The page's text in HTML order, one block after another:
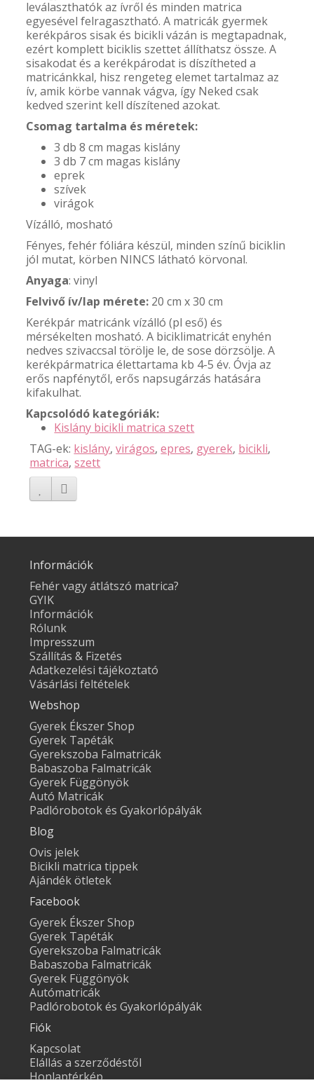
leválaszthatók az ívről és minden matrica
egyesével felragasztható. A matricák gyermek
kerékpáros sisak és bicikli vázán is megtapadnak,
ezért komplett biciklis szettet állíthatsz össze. A
sisakodat és a kerékpárodat is díszítheted a
matricánkkal, hisz rengeteg elemet tartalmaz az
ív, amik körbe vannak vágva, így Neked csak
kedved szerint kell díszítened azokat.
Csomag tartalma és méretek:
3 db 8 cm magas kislány
3 db 7 cm magas kislány
eprek
szívek
virágok
Vízálló, mosható
Fényes, fehér fóliára készül, minden színű biciklin
jól mutat, körben NINCS látható körvonal.
Anyaga: vinyl
Felvivő ív/lap mérete: 20 cm x 30 cm
Kerékpár matricánk vízálló (pl eső) és
mérsékelten mosható. A biciklimatricát enyhén
nedves szivaccsal törölje le, de sose dörzsölje. A
kerékpármatrica élettartama kb 4-5 év. Óvja az
erős napfénytől, erős napsugárzás hatására
kifakulhat.
Kapcsolódó kategóriák:
Kislány bicikli matrica szett
TAG-ek: kislány,virágos,epres, gyerek, bicikli,
matrica,szett
Információk
Fehér vagy átlátszó matrica?
GYIK
Információk
Rólunk
Impresszum
Szállítás & Fizetés
Adatkezelési tájékoztató
Vásárlási feltételek
Webshop
Gyerek Ékszer Shop
Gyerek Tapéták
Gyerekszoba Falmatricák
Babaszoba Falmatricák
Gyerek Függönyök
Autó Matricák
Padlórobotok és Gyakorlópályák
Blog
Ovis jelek
Bicikli matrica tippek
Ajándék ötletek
Facebook
Gyerek Ékszer Shop
Gyerek Tapéták
Gyerekszoba Falmatricák
Babaszoba Falmatricák
Gyerek Függönyök
Autómatricák
Padlórobotok és Gyakorlópályák
Fiók
Kapcsolat
Elállás a szerződéstől
Honlaptérkép